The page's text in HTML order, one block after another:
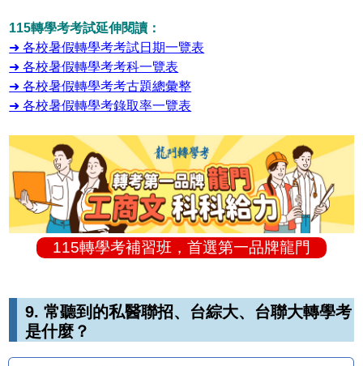
115轉學考考試延伸閱讀：
➜ 各校暑假轉學考考試日期一覽表
➜ 各校暑假轉學考考科一覽表
➜ 各校暑假轉學考考古題總彙整
➜ 各校暑假轉學考錄取率一覽表
115轉學考補習班，首選第一品牌龍門
9. 常聽到的私醫聯招、台綜大、台聯大轉學考
是什麼？